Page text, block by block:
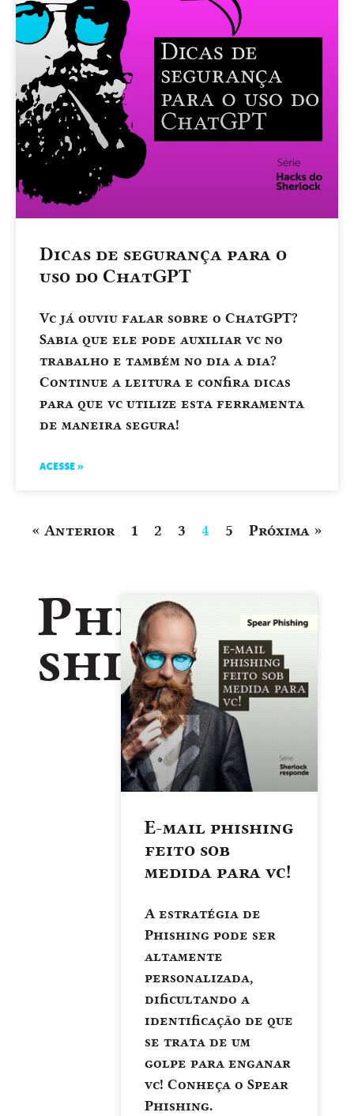
Dicas de segurança para o
uso do ChatGPT
Vc já ouviu falar sobre o ChatGPT?
Sabia que ele pode auxiliar vc no
trabalho e também no dia a dia?
Continue a leitura e confira dicas
para que vc utilize esta ferramenta
de maneira segura!
ACESSE »
« Anterior 1 2 3 4 5 Próxima »
Phi
shing
E-mail phishing
feito sob
medida para vc!
A estratégia de
Phishing pode ser
altamente
personalizada,
dificultando a
identificação de que
se trata de um
golpe para enganar
vc! Conheça o Spear
Phishing.